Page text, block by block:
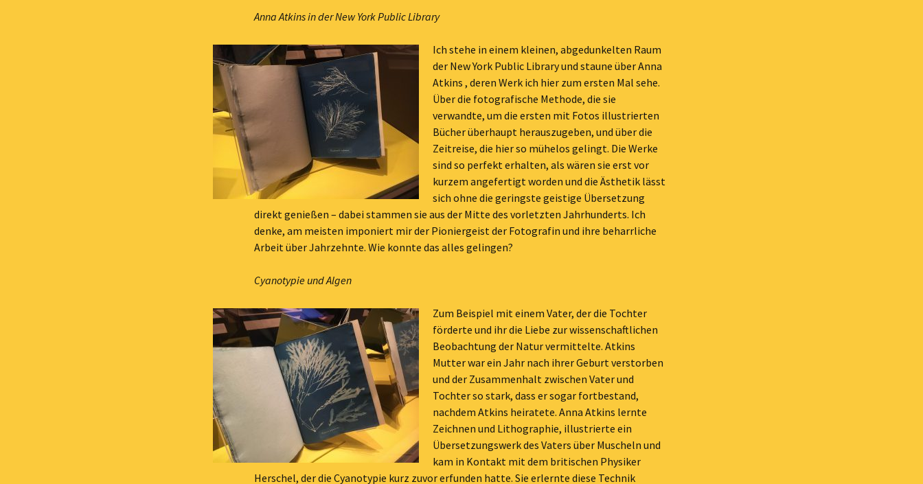
Anna Atkins in der New York Public Library
Ich stehe in einem kleinen, abgedunkelten Raum
der New York Public Library und staune über Anna
Atkins , deren Werk ich hier zum ersten Mal sehe.
Über die fotografische Methode, die sie
verwandte, um die ersten mit Fotos illustrierten
Bücher überhaupt herauszugeben, und über die
Zeitreise, die hier so mühelos gelingt. Die Werke
sind so perfekt erhalten, als wären sie erst vor
kurzem angefertigt worden und die Ästhetik lässt
sich ohne die geringste geistige Übersetzung
direkt genießen – dabei stammen sie aus der Mitte des vorletzten Jahrhunderts. Ich
denke, am meisten imponiert mir der Pioniergeist der Fotografin und ihre beharrliche
Arbeit über Jahrzehnte. Wie konnte das alles gelingen?
Cyanotypie und Algen
Zum Beispiel mit einem Vater, der die Tochter
förderte und ihr die Liebe zur wissenschaftlichen
Beobachtung der Natur vermittelte. Atkins
Mutter war ein Jahr nach ihrer Geburt verstorben
und der Zusammenhalt zwischen Vater und
Tochter so stark, dass er sogar fortbestand,
nachdem Atkins heiratete. Anna Atkins lernte
Zeichnen und Lithographie, illustrierte ein
Übersetzungswerk des Vaters über Muscheln und
kam in Kontakt mit dem britischen Physiker
Herschel, der die Cyanotypie kurz zuvor erfunden hatte. Sie erlernte diese Technik